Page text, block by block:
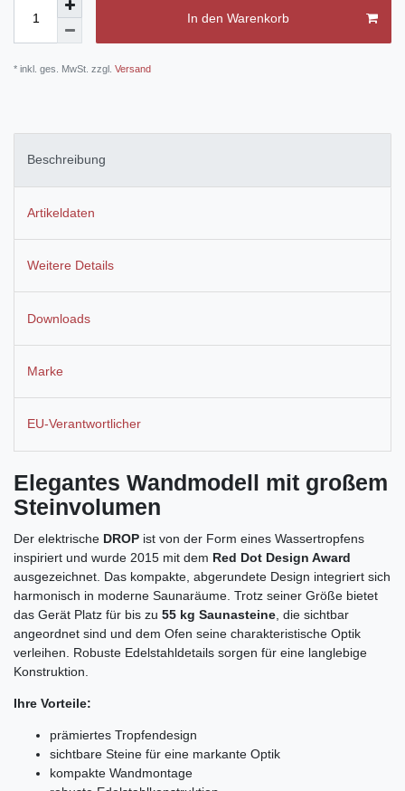
In den Warenkorb
* inkl. ges. MwSt. zzgl. Versand
Beschreibung
Artikeldaten
Weitere Details
Downloads
Marke
EU-Verantwortlicher
Elegantes Wandmodell mit großem
Steinvolumen
Der elektrische DROP ist von der Form eines Wassertropfens
inspiriert und wurde 2015 mit dem Red Dot Design Award
ausgezeichnet. Das kompakte, abgerundete Design integriert sich
harmonisch in moderne Saunaräume. Trotz seiner Größe bietet
das Gerät Platz für bis zu 55 kg Saunasteine , die sichtbar
angeordnet sind und dem Ofen seine charakteristische Optik
verleihen. Robuste Edelstahldetails sorgen für eine langlebige
Konstruktion.
Ihre Vorteile:
prämiertes Tropfendesign
sichtbare Steine für eine markante Optik
kompakte Wandmontage